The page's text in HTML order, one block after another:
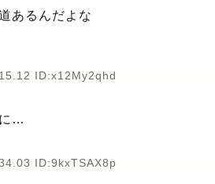
あるんだよな
ID:x12My2qhd
…
ID:9kxTSAX8p